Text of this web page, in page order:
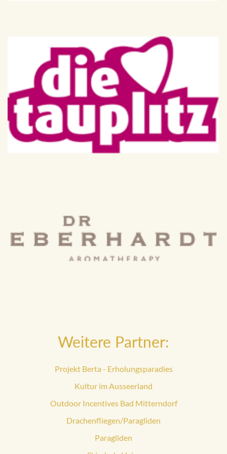
Weitere Partner:
Projekt Berta - Erholungsparadies
Kultur im Ausseerland
Outdoor Incentives Bad Mitterndorf
Drachenfliegen/Paragliden
Paragliden